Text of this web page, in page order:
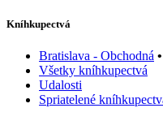
Kníhkupectvá
Bratislava - Obchodná
Všetky kníhkupectvá
Udalosti
Spriatelené